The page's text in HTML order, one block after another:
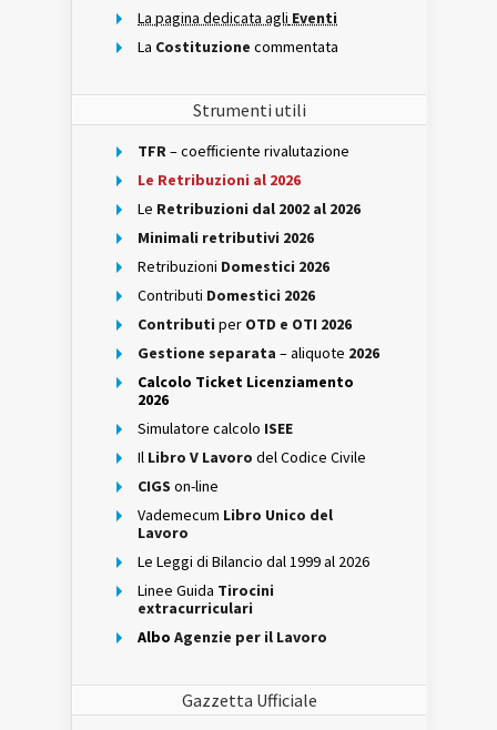
La pagina dedicata agli Eventi
La Costituzione commentata
Strumenti utili
TFR– coefficiente rivalutazione
Le Retribuzioni al 2026
Le Retribuzioni dal 2002 al 2026
Minimali retributivi 2026
Retribuzioni Domestici 2026
Contributi Domestici 2026
Contributi per OTD e OTI 2026
Gestione separata – aliquote 2026
Calcolo Ticket Licenziamento
2026
Simulatore calcolo ISEE
Il Libro V Lavoro del Codice Civile
CIGS on-line
Vademecum Libro Unico del
Lavoro
Le Leggi di Bilancio dal 1999 al 2026
Linee Guida Tirocini
extracurriculari
Albo Agenzie per il Lavoro
Gazzetta Ufficiale